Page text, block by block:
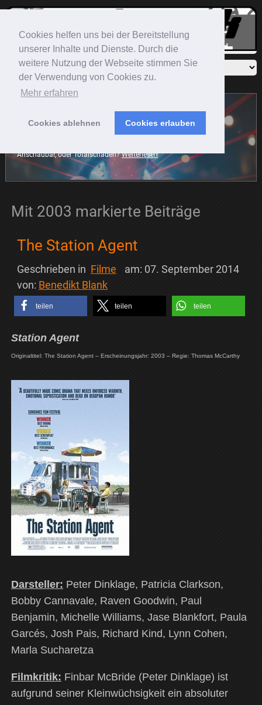
Cookies helfen uns bei der Bereitstellung
unserer Inhalte und Dienste. Durch die
weitere Nutzung der Webseite stimmen Sie
der Verwendung von Cookies zu.
Mehr erfahren
Cookies ablehnen Cookies erlauben
Anschaubar, oder Totalschaden?Weiterlesen
Mit 2003 markierte Beiträge
The Station Agent
Geschrieben in Filme am: 07. September 2014
von: Benedikt Blank
teilen teilen teilen
Station Agent
Originaltitel: The Station Agent – Erscheinungsjahr: 2003 – Regie: Thomas McCarthy
Darsteller: Peter Dinklage, Patricia Clarkson,
Bobby Cannavale, Raven Goodwin, Paul
Benjamin, Michelle Williams, Jase Blankfort, Paula
Garcés, Josh Pais, Richard Kind, Lynn Cohen,
Marla Sucharetza
Filmkritik: Finbar McBride (Peter Dinklage) ist
aufgrund seiner Kleinwüchsigkeit ein absoluter